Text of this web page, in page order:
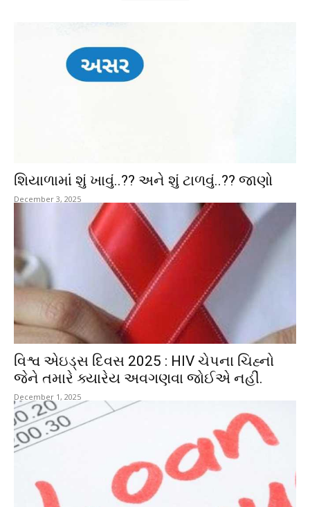
શિયાળામાં શું ખાવું..?? અને શું ટાળવું..?? જાણો
December 3, 2025
વિશ્વ એઇડ્સ દિવસ 2025 : HIV ચેપના ચિહ્નો
જેને તમારે ક્યારેય અવગણવા જોઈએ નહીં.
December 1, 2025